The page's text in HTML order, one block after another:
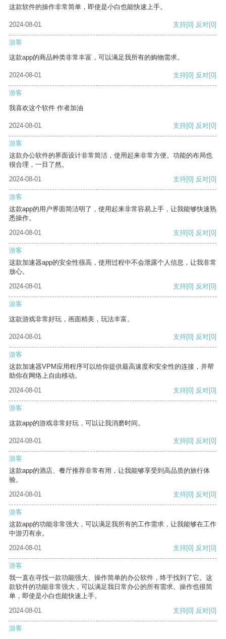
这款软件的操作非常简单，即使是小白也能快速上手。
2024-08-01 支持[0] 反对[0]
游客
这款app的商品种类非常丰富，可以满足我所有的购物需求。
2024-08-01 支持[0] 反对[0]
游客
我喜欢这个软件 作者加油
2024-08-01 支持[0] 反对[0]
游客
这款办公软件的界面设计非常简洁，使用起来非常方便。功能的布局也
很合理，一目了然。
2024-08-01
支持[0] 反对[0]
游客
这款app的用户界面简洁明了，使用起来非常容易上手，让我能够快速熟
悉操作。
2024-08-01
支持[0] 反对[0]
游客
这款加速器app的安全性很高，使用过程中不会泄露个人信息，让我非常
放心。
2024-08-01
支持[0] 反对[0]
游客
这款游戏非常好玩，画面精美，玩法丰富。
2024-08-01 支持[0] 反对[0]
游客
这款加速器VPM应用程序可以给你提供最高速度和安全性的连接，并帮
助你在网络上自由移动。
2024-08-01
支持[0] 反对[0]
游客
这款app的游戏非常好玩，可以让我消磨时间。
2024-08-01 支持[0] 反对[0]
游客
这款app的酒店、餐厅推荐非常有用，让我能够享受到高品质的旅行体
验。
2024-08-01
支持[0] 反对[0]
游客
这款app的功能非常强大，可以满足我所有的工作需求，让我能够在工作
中游刃有余。
2024-08-01
支持[0] 反对[0]
游客
我一直在寻找一款功能强大、操作简单的办公软件，终于找到了它。这
款软件的功能非常强大，可以满足我日常办公的所有需求。操作也很简
单，即使是小白也能快速上手。
2024-08-01
支持[0] 反对[0]
游客